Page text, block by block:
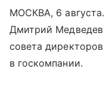
МОСКВА, 6
Дмитрий Медведев
совета
в госкомпании.